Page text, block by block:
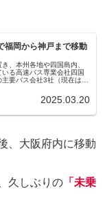
福岡から神戸まで移動
、本州各地や四国島内、
る高速バス専業会社四国
要バス会社3社（現在は2
2025.03.20
、大阪府内に移動
久しぶりの 「未乗